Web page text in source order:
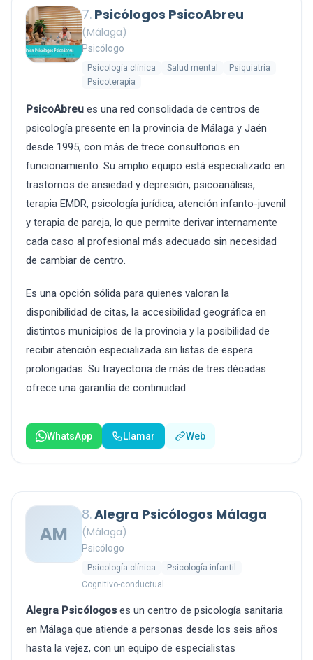
7. Psicólogos PsicoAbreu
(Málaga)
Psicólogo
Psicología clínica Salud mental
Psiquiatría
Psicoterapia
PsicoAbreu es una red consolidada de centros de
psicología presente en la provincia de Málaga y Jaén
desde 1995, con más de trece consultorios en
funcionamiento. Su amplio equipo está especializado en
trastornos de ansiedad y depresión, psicoanálisis,
terapia EMDR, psicología jurídica, atención infanto-juvenil
y terapia de pareja, lo que permite derivar internamente
cada caso al profesional más adecuado sin necesidad
de cambiar de centro.
Es una opción sólida para quienes valoran la
disponibilidad de citas, la accesibilidad geográfica en
distintos municipios de la provincia y la posibilidad de
recibir atención especializada sin listas de espera
prolongadas. Su trayectoria de más de tres décadas
ofrece una garantía de continuidad.
WhatsApp Llamar Web
AM
8.Alegra Psicólogos Málaga
(Málaga)
Psicólogo
Psicología clínica
Psicología infantil
Cognitivo-conductual
Alegra Psicólogos es un centro de psicología sanitaria
en Málaga que atiende a personas desde los seis años
hasta la vejez, con un equipo de especialistas